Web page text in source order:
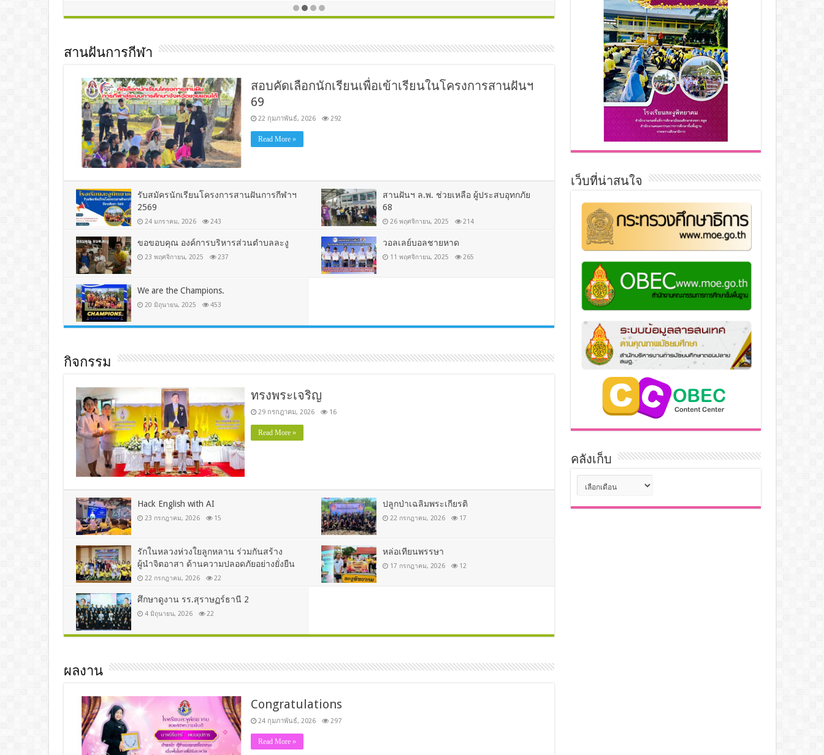
สานฝันการกีฬา
สอบคัดเลือกนักเรียนเพื่อเข้าเรียนในโครงการสานฝันฯ
69
22 กุมภาพันธ์, 2026 292
Read More »
รับสมัครนักเรียนโครงการสานฝันการกีฬาฯ
2569
24 มกราคม, 2026 243
สานฝันฯ ล.พ. ช่วยเหลือ ผู้ประสบอุทกภัย
68
26 พฤศจิกายน, 2025 214
ขอขอบคุณ องค์การบริหารส่วนตำบลละงู
23 พฤศจิกายน, 2025 237
วอลเลย์บอลชายหาด
11 พฤศจิกายน, 2025 265
We are the Champions.
20 มิถุนายน, 2025 453
กิจกรรม
ทรงพระเจริญ
29 กรกฎาคม, 2026 16
Read More »
Hack English with AI
23 กรกฎาคม, 2026 15
ปลูกป่าเฉลิมพระเกียรติ
22 กรกฎาคม, 2026 17
รักในหลวงห่วงใยลูกหลาน ร่วมกันสร้าง
ผู้นำจิตอาสา ด้านความปลอดภัยอย่างยั่งยืน
22 กรกฎาคม, 2026 22
หล่อเทียนพรรษา
17 กรกฎาคม, 2026 12
ศึกษาดูงาน รร.สุราษฏร์ธานี 2
4 มิถุนายน, 2026 22
ผลงาน
Congratulations
24 กุมภาพันธ์, 2026 297
Read More »
เว็บที่น่าสนใจ
คลังเก็บ
เก็บ